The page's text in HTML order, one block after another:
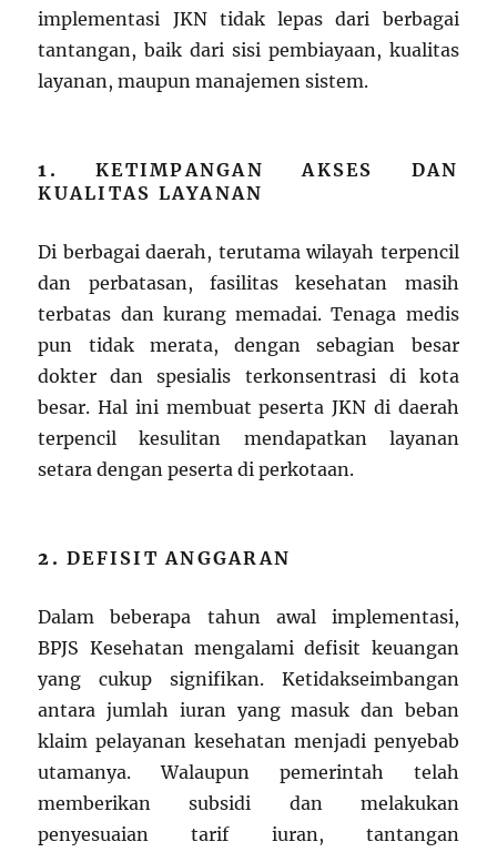
implementasi JKN tidak lepas dari berbagai
tantangan, baik dari sisi pembiayaan, kualitas
layanan, maupun manajemen sistem.
1.KETIMPANGAN AKSES DAN
KUALITAS LAYANAN
Di berbagai daerah, terutama wilayah terpencil
dan perbatasan, fasilitas kesehatan masih
terbatas dan kurang memadai. Tenaga medis
pun tidak merata, dengan sebagian besar
dokter dan spesialis terkonsentrasi di kota
besar. Hal ini membuat peserta JKN di daerah
terpencil kesulitan mendapatkan layanan
setara dengan peserta di perkotaan.
2.DEFISIT ANGGARAN
Dalam beberapa tahun awal implementasi,
BPJS Kesehatan mengalami defisit keuangan
yang cukup signifikan. Ketidakseimbangan
antara jumlah iuran yang masuk dan beban
klaim pelayanan kesehatan menjadi penyebab
utamanya. Walaupun pemerintah telah
memberikan subsidi dan melakukan
penyesuaian tarif iuran, tantangan